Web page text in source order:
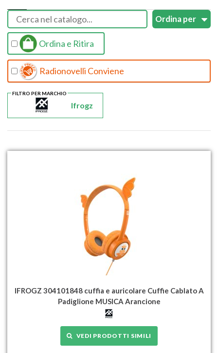
Ordina e Ritira
Radionovelli Conviene
Ifrogz
FILTRO PER MARCHIO
IFROGZ 304101848 cuffia e auricolare Cuffie Cablato A
Padiglione MUSICA Arancione
VEDI PRODOTTI SIMILI